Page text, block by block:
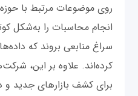
روی موضوعات مرتبط با
انجام محاسبات را به‌شکل
سراغ منابعی بروند که
کرده‌اند. علاوه بر این،
برای کشف بازارهای جدید و